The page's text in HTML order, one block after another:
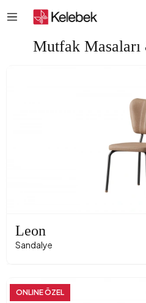
Mutfak
Leon
Sandalye
ONLINE ÖZEL